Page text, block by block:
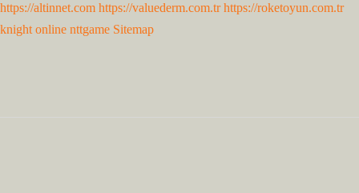
https://altinnet.com https://valuederm.com.tr https://roketoyun.com.tr
knight online nttgame Sitemap